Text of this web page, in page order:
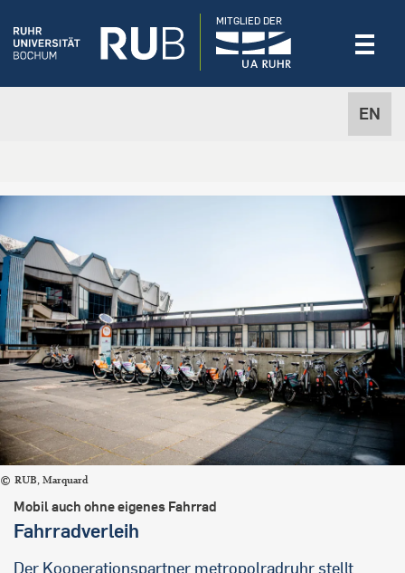
EN
MITGLIED DER
RUB, Marquard
Mobil auch ohne eigenes Fahrrad
Fahrradverleih
Der Kooperationspartner metropolradruhr stellt